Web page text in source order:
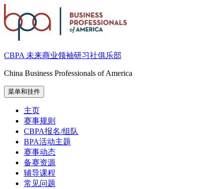
至
内
CBPA 未来商业领袖研习社俱乐部
China Business Professionals of America
菜单和挂件
主页
赛事规则
CBPA报名/组队
BPA活动主题
赛事动态
备赛资源
辅导课程
常见问题